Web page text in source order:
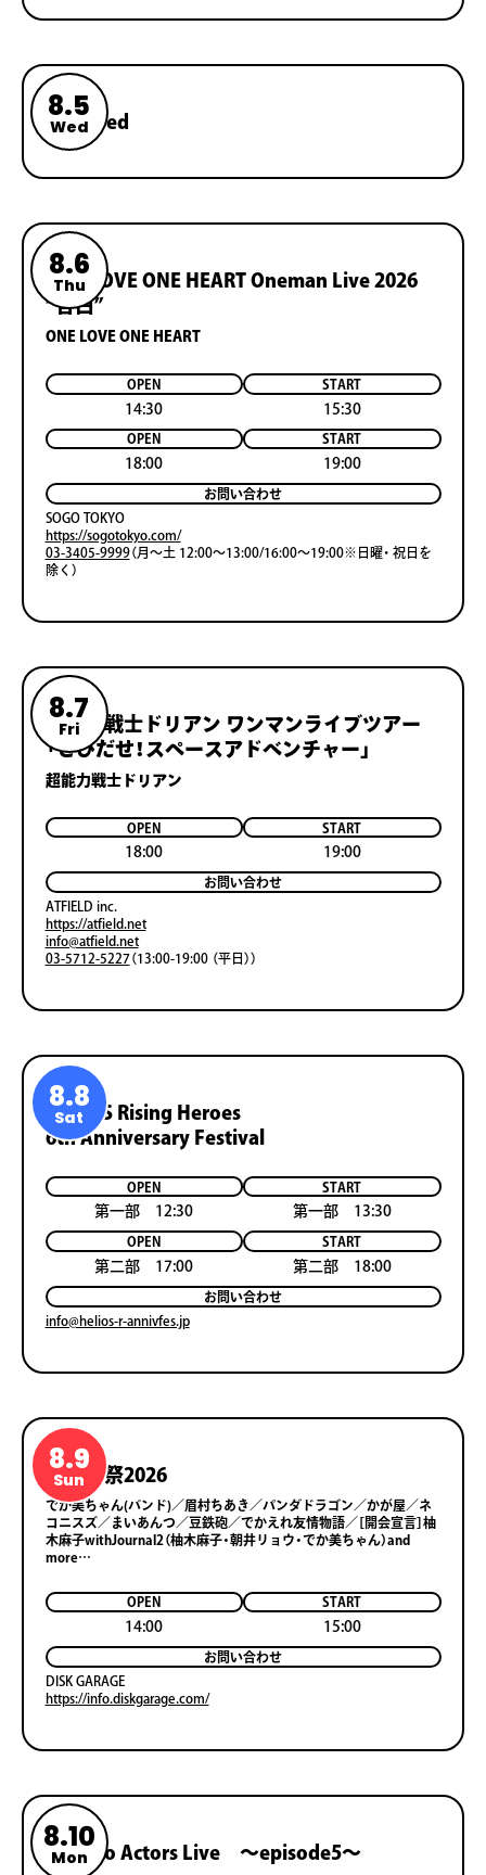
8.5
Wed
Reserved
8.6
Thu
ONE LOVE ONE HEART Oneman Live 2026
“告白”
ONE LOVE ONE HEART
OPEN
14:30
START
15:30
OPEN
18:00
START
19:00
お問い合わせ
SOGO TOKYO
https://sogotokyo.com/
03-3405-9999（月〜土 12:00〜13:00/16:00〜19:00※日曜・ 祝日を
除く）
8.7
Fri
超能力戦士ドリアン ワンマンライブツアー
「とびだせ！スペースアドベンチャー」
超能力戦士ドリアン
OPEN
18:00
START
19:00
お問い合わせ
ATFIELD inc.
https://atfield.net
info@atfield.net
03-5712-5227（13:00-19:00 （平日））
8.8
Sat
HELIOS Rising Heroes
6th Anniversary Festival
OPEN
第一部 12:30
START
第一部 13:30
OPEN
第二部 17:00
START
第二部 18:00
お問い合わせ
info@helios-r-annivfes.jp
8.9
Sun
でか美祭2026
でか美ちゃん(バンド)／眉村ちあき／パンダドラゴン／かが屋／ネ
コニスズ／まいあんつ／豆鉄砲／でかえれ友情物語／［開会宣言］柚
木麻子withJournal2（柚木麻子・朝井リョウ・でか美ちゃん）and
more…
OPEN
14:00
START
15:00
お問い合わせ
DISK GARAGE
https://info.diskgarage.com/
8.10
Mon
Horipro Actors Live ～episode5～